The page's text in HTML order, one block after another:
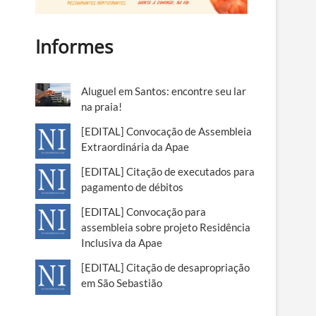
Informes
Aluguel em Santos: encontre seu lar
na praia!
[EDITAL] Convocação de Assembleia
Extraordinária da Apae
[EDITAL] Citação de executados para
pagamento de débitos
[EDITAL] Convocação para
assembleia sobre projeto Residência
Inclusiva da Apae
[EDITAL] Citação de desapropriação
em São Sebastião